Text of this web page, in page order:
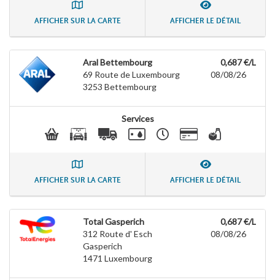
AFFICHER SUR LA CARTE AFFICHER LE DÉTAIL
Aral Bettembourg
69 Route de Luxembourg
3253 Bettembourg
0,687 €/L
08/08/26
Services
AFFICHER SUR LA CARTE AFFICHER LE DÉTAIL
Total Gasperich
312 Route d' Esch
Gasperich
1471 Luxembourg
0,687 €/L
08/08/26